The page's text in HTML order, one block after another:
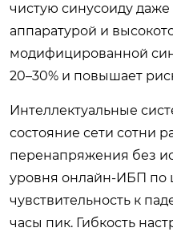
чистую синусоиду даже
аппаратурой и
модифицированной
20–30% и повышает
Интеллектуальные
состояние сети сотни
перенапряжения без
уровня онлайн-ИБП по
чувствительность к
часы пик. Гибкость